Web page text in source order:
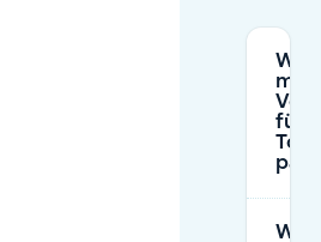
Wo
man
für
Wie